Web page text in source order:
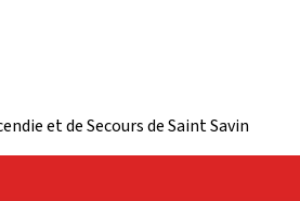
et de Secours de Saint Savin